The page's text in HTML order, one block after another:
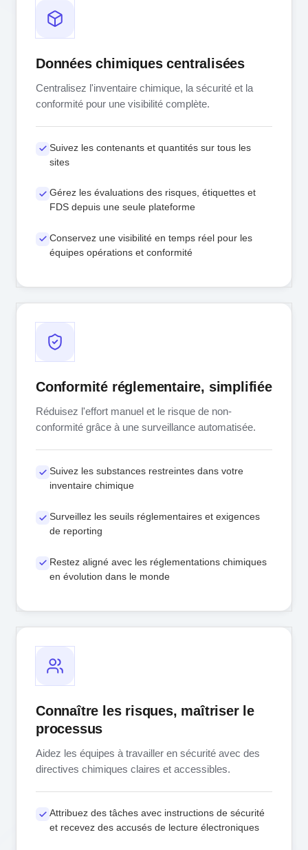
Données chimiques centralisées
Centralisez l'inventaire chimique, la sécurité et la
conformité pour une visibilité complète.
Suivez les contenants et quantités sur tous les
sites
Gérez les évaluations des risques, étiquettes et
FDS depuis une seule plateforme
Conservez une visibilité en temps réel pour les
équipes opérations et conformité
Conformité réglementaire, simplifiée
Réduisez l'effort manuel et le risque de non-
conformité grâce à une surveillance automatisée.
Suivez les substances restreintes dans votre
inventaire chimique
Surveillez les seuils réglementaires et exigences
de reporting
Restez aligné avec les réglementations chimiques
en évolution dans le monde
Connaître les risques, maîtriser le
processus
Aidez les équipes à travailler en sécurité avec des
directives chimiques claires et accessibles.
Attribuez des tâches avec instructions de sécurité
et recevez des accusés de lecture électroniques